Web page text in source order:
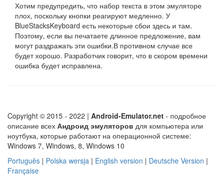
Хотим предупредить, что набор текста в этом эмуляторе
плох, поскольку кнопки реагируют медленно. У
BlueStacksKeyboard есть некоторые сбои здесь и там.
Поэтому, если вы печатаете длинное предложение, вам
могут раздражать эти ошибки.В противном случае все
будет хорошо. Разработчик говорит, что в скором времени
ошибка будет исправлена.
Copyright © 2015 - 2022 | Android-Emulator.net - подробное
описание всех Андроид эмуляторов для компьютера или
ноутбука, которые работают на операционной системе:
Windows 7, Windows, 8, Windows 10
Português | Polska wersja | English version | Deutsche Version |
Française